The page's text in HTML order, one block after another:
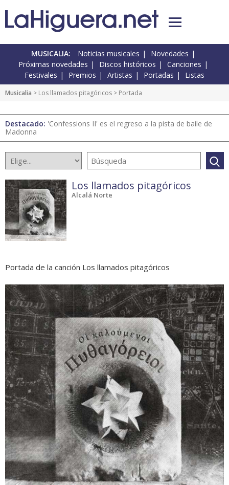
MUSICALIA: Noticias musicales
Novedades
Próximas novedades
Discos históricos
Canciones
Festivales
Premios Artistas Portadas Listas
Musicalia > Los llamados pitagóricos > Portada
Destacado: 'Confessions II' es el regreso a la pista de baile de
Madonna
Los llamados pitagóricos
Alcalá Norte
Portada de la canción Los llamados pitagóricos